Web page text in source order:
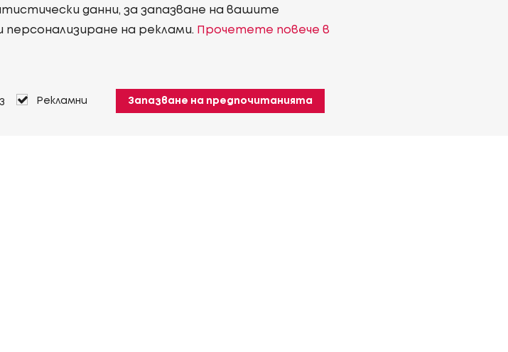
данни, за запазване на вашите
на реклами. Прочетете повече в
Рекламни Запазване на предпочитанията